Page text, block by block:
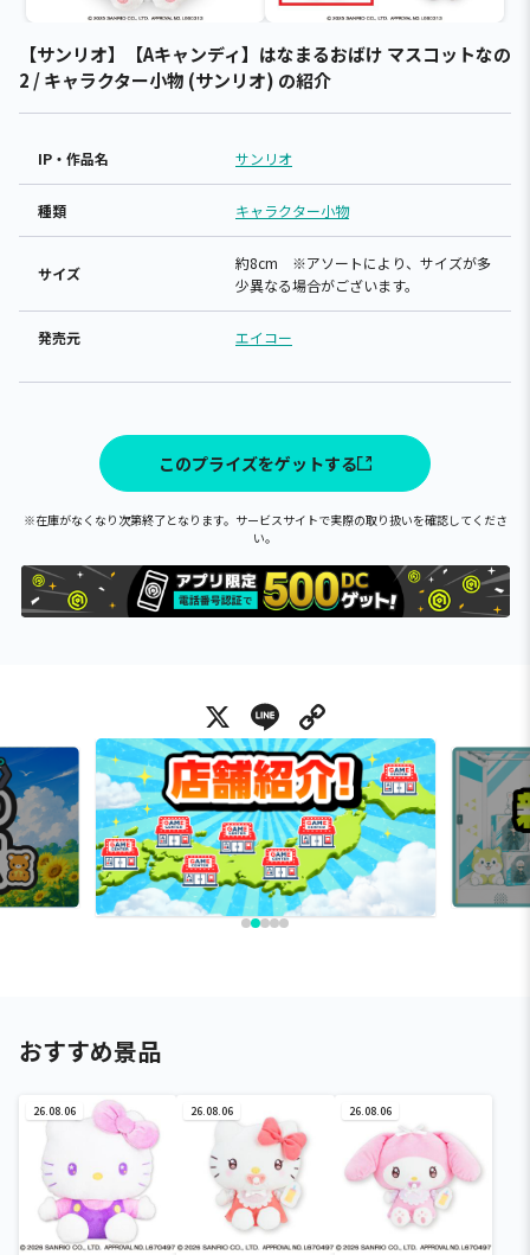
【サンリオ】【Aキャンディ】はなまるおばけ マスコットなの
2 / キャラクター小物 (サンリオ) の紹介
IP・作品名 サンリオ
種類 キャラクター小物
サイズ
約8cm ※アソートにより、サイズが多
少異なる場合がございます。
発売元 エイコー
このプライズをゲットする
※在庫がなくなり次第終了となります。サービスサイトで実際の取り扱いを確認してくださ
い。
X Line
おすすめ景品
26.08.06 26.08.06 26.08.06